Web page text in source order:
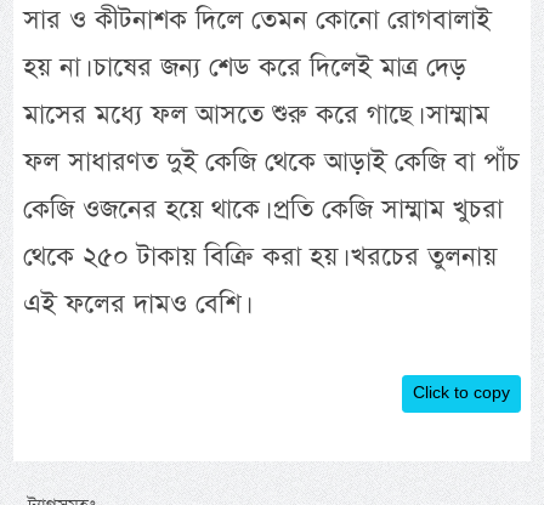
সার ও কীটনাশক দিলে তেমন কোনো রোগবালাই
হয় না। চাষের জন্য শেড করে দিলেই মাত্র দেড়
মাসের মধ্যে ফল আসতে শুরু করে গাছে। সাম্মাম
ফল সাধারণত দুই কেজি থেকে আড়াই কেজি বা পাঁচ
কেজি ওজনের হয়ে থাকে। প্রতি কেজি সাম্মাম খুচরা
থেকে ২৫০ টাকায় বিক্রি করা হয়। খরচের তুলনায়
এই ফলের দামও বেশি।
Click to copy